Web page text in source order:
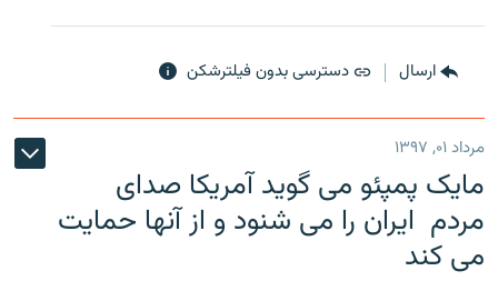
ارسال دسترسی بدون فیلترشکن
مرداد ۰۱, ۱۳۹۷
مایک پمپئو می گوید آمریکا صدای
مردم ایران را می شنود و از آنها حمایت
می کند